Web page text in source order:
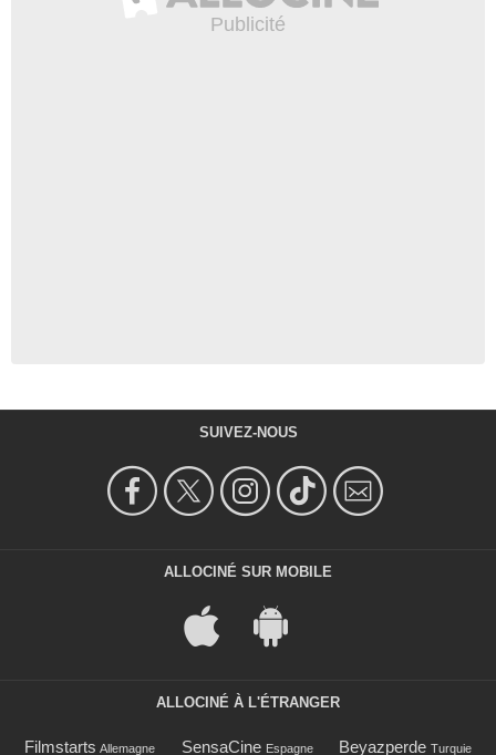
SUIVEZ-NOUS
ALLOCINÉ SUR MOBILE
ALLOCINÉ À L'ÉTRANGER
Filmstarts Allemagne SensaCine Espagne Beyazperde Turquie